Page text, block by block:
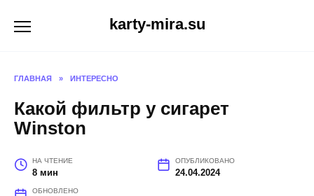
karty-mira.su
ГЛАВНАЯ » ИНТЕРЕСНО
Какой фильтр у сигарет
Winston
НА ЧТЕНИЕ
8 мин
ОПУБЛИКОВАНО
24.04.2024
ОБНОВЛЕНО